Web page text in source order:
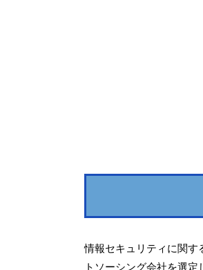
情報セキュリティに関す
トソーシング会社を選定